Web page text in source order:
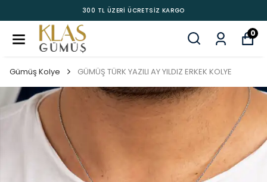
300 TL ÜZERİ ÜCRETSİZ KARGO
0
Gümüş Kolye GÜMÜŞ TÜRK YAZILI AY YILDIZ ERKEK KOLYE